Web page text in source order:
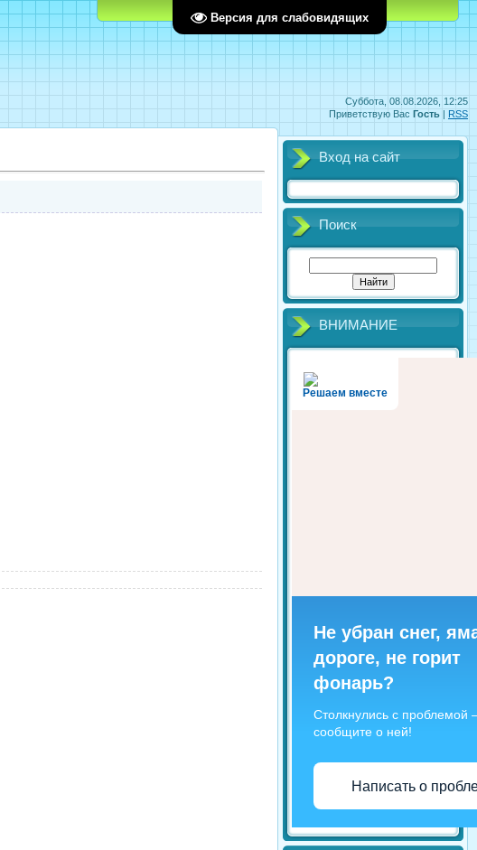
Версия для слабовидящих
Суббота, 08.08.2026, 12:25
Приветствую Вас Гость | RSS
Вход на сайт
Поиск
ВНИМАНИЕ
Решаем вместе
Не убран снег,
дороге, не горит
фонарь?
Столкнулись с проблемой
сообщите о ней!
Написать о